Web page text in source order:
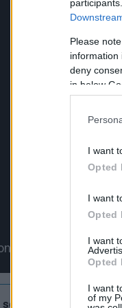
Please
information
deny
in below
I want
Opted
I want
Opted
I want
Opted
I want
of my